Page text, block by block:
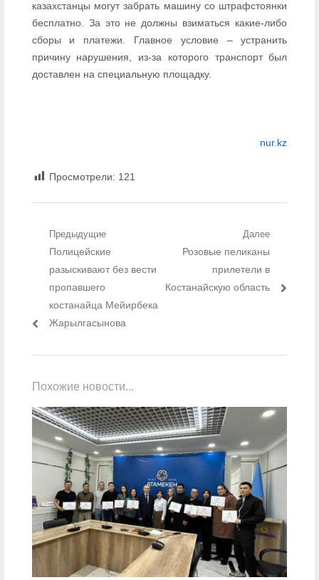
казахстанцы могут забрать машину со штрафстоянки
бесплатно. За это не должны взиматься какие-либо
сборы и платежи. Главное условие – устранить
причину нарушения, из-за которого транспорт был
доставлен на специальную площадку.
nur.kz
Просмотрели: 121
Навигация по записям
Предыдущие
Предыдущий пост:
Полицейские
разыскивают без вести
пропавшего
костанайца Мейирбека
Жарылгасынова
Далее
Следующий пост:
Розовые пеликаны
прилетели в
Костанайскую область
Похожие новости...